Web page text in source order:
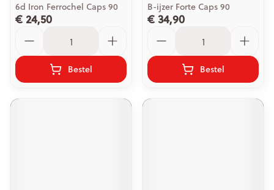
6d Iron Ferrochel Caps 90
€ 24,50
Bestel
B-ijzer Forte Caps 90
€ 34,90
Bestel